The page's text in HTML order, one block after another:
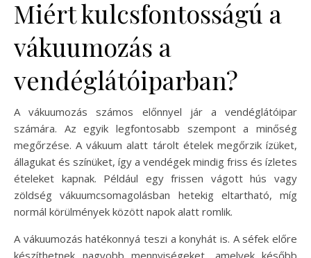
Miért kulcsfontosságú a
vákuumozás a
vendéglátóiparban?
A vákuumozás számos előnnyel jár a vendéglátóipar
számára. Az egyik legfontosabb szempont a minőség
megőrzése. A vákuum alatt tárolt ételek megőrzik ízüket,
állagukat és színüket, így a vendégek mindig friss és ízletes
ételeket kapnak. Például egy frissen vágott hús vagy
zöldség vákuumcsomagolásban hetekig eltartható, míg
normál körülmények között napok alatt romlik.
A vákuumozás hatékonnyá teszi a konyhát is. A séfek előre